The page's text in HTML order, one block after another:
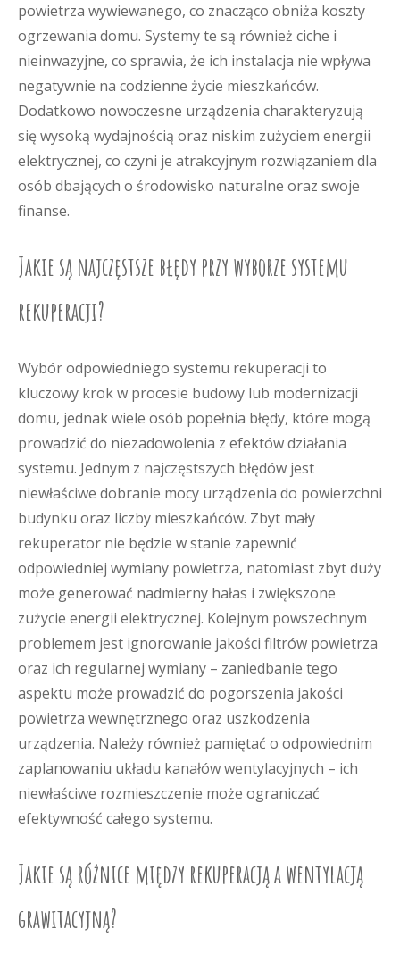
powietrza wywiewanego, co znacząco obniża koszty
ogrzewania domu. Systemy te są również ciche i
nieinwazyjne, co sprawia, że ich instalacja nie wpływa
negatywnie na codzienne życie mieszkańców.
Dodatkowo nowoczesne urządzenia charakteryzują
się wysoką wydajnością oraz niskim zużyciem energii
elektrycznej, co czyni je atrakcyjnym rozwiązaniem dla
osób dbających o środowisko naturalne oraz swoje
finanse.
Jakie są najczęstsze błędy przy wyborze systemu
rekuperacji?
Wybór odpowiedniego systemu rekuperacji to
kluczowy krok w procesie budowy lub modernizacji
domu, jednak wiele osób popełnia błędy, które mogą
prowadzić do niezadowolenia z efektów działania
systemu. Jednym z najczęstszych błędów jest
niewłaściwe dobranie mocy urządzenia do powierzchni
budynku oraz liczby mieszkańców. Zbyt mały
rekuperator nie będzie w stanie zapewnić
odpowiedniej wymiany powietrza, natomiast zbyt duży
może generować nadmierny hałas i zwiększone
zużycie energii elektrycznej. Kolejnym powszechnym
problemem jest ignorowanie jakości filtrów powietrza
oraz ich regularnej wymiany – zaniedbanie tego
aspektu może prowadzić do pogorszenia jakości
powietrza wewnętrznego oraz uszkodzenia
urządzenia. Należy również pamiętać o odpowiednim
zaplanowaniu układu kanałów wentylacyjnych – ich
niewłaściwe rozmieszczenie może ograniczać
efektywność całego systemu.
Jakie są różnice między rekuperacją a wentylacją
grawitacyjną?